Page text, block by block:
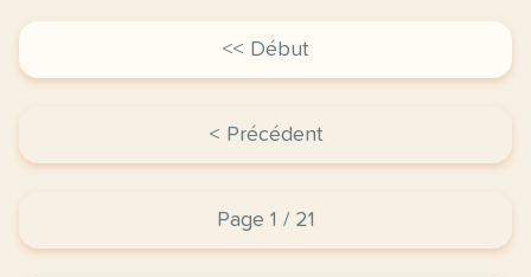
<< Début
< Précédent
Page 1 / 21